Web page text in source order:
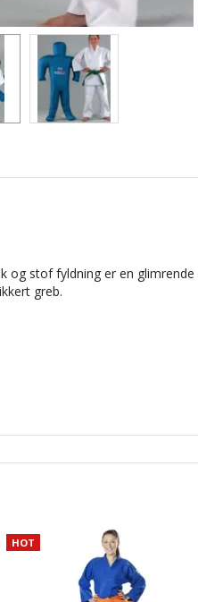
og stof fyldning er en glimrende
greb.
HOT